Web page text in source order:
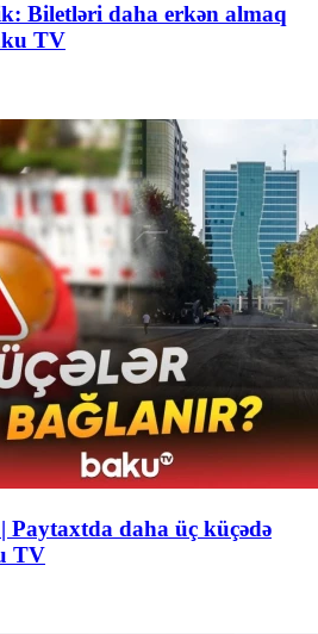
Biletləri daha erkən almaq
TV
Paytaxtda daha üç küçədə
TV